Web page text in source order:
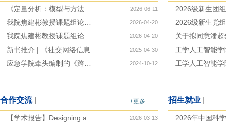
2026-06-11
2026-04-20
2026-04-20
2025-04-30
2024-10-12
合作交流|
2026-03-13
+更多 招生就业|